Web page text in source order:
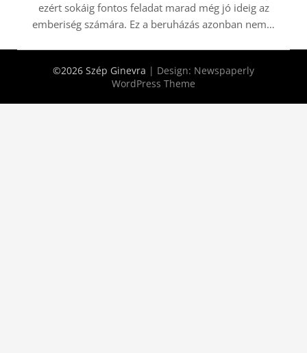
ezért sokáig fontos feladat marad még jó ideig az
emberiség számára. Ez a beruházás azonban nem…
©2026 Szép Ginevra | Design: Newspaperly
WordPress Theme